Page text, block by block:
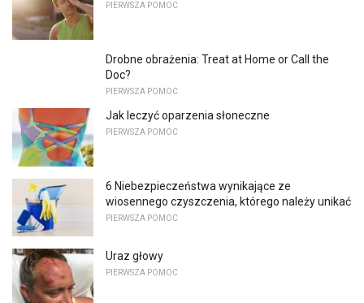
PIERWSZA POMOC
Drobne obrażenia: Treat at Home or Call the
Doc?
PIERWSZA POMOC
Jak leczyć oparzenia słoneczne
PIERWSZA POMOC
6 Niebezpieczeństwa wynikające ze
wiosennego czyszczenia, którego należy unikać
PIERWSZA POMOC
Uraz głowy
PIERWSZA POMOC